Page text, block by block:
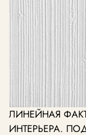
ЛИНЕЙНАЯ
ИНТЕРЬЕРА.